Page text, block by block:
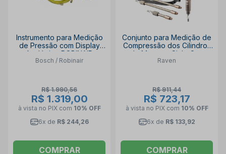
Instrumento para Medição
de Pressão com Display
Analógico ROBINAIR
49134B
Bosch / Robinair
R$ 1.990,56
R$ 1.319,00
à vista no PIX com 10% OFF
6x de R$ 244,26
COMPRAR
Conjunto para Medição de
Compressão dos Cilindros
de Motores Ciclo Otto
109658 RAVEN
Raven
R$ 911,44
R$ 723,17
à vista no PIX com 10% OFF
6x de R$ 133,92
COMPRAR